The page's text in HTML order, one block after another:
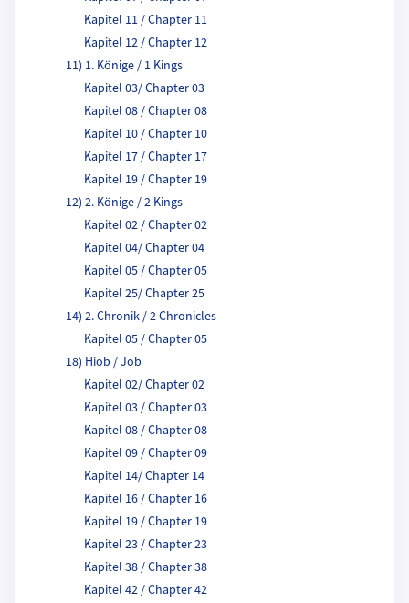
Kapitel 11 / Chapter 11
Kapitel 12 / Chapter 12
11) 1. Könige / 1 Kings
Kapitel 03/ Chapter 03
Kapitel 08 / Chapter 08
Kapitel 10 / Chapter 10
Kapitel 17 / Chapter 17
Kapitel 19 / Chapter 19
12) 2. Könige / 2 Kings
Kapitel 02 / Chapter 02
Kapitel 04/ Chapter 04
Kapitel 05 / Chapter 05
Kapitel 25/ Chapter 25
14) 2. Chronik / 2 Chronicles
Kapitel 05 / Chapter 05
18) Hiob / Job
Kapitel 02/ Chapter 02
Kapitel 03 / Chapter 03
Kapitel 08 / Chapter 08
Kapitel 09 / Chapter 09
Kapitel 14/ Chapter 14
Kapitel 16 / Chapter 16
Kapitel 19 / Chapter 19
Kapitel 23 / Chapter 23
Kapitel 38 / Chapter 38
Kapitel 42 / Chapter 42